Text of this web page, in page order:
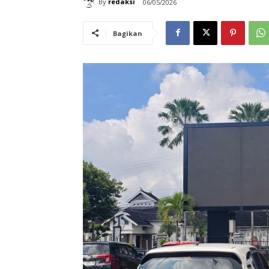
06/05/2026
Bagikan